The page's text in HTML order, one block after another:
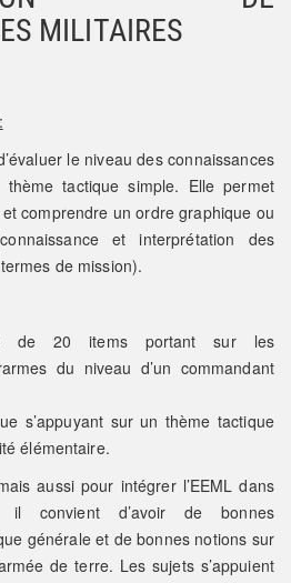
MILITAIRES
le niveau des connaissances
thème tactique simple. Elle permet
comprendre un ordre graphique ou
et interprétation des
de mission).
de 20 items portant sur les
du niveau d’un commandant
s’appuyant sur un thème tactique
élémentaire.
aussi pour intégrer l’EEML dans
il convient d’avoir de bonnes
générale et de bonnes notions sur
de terre. Les sujets s’appuient